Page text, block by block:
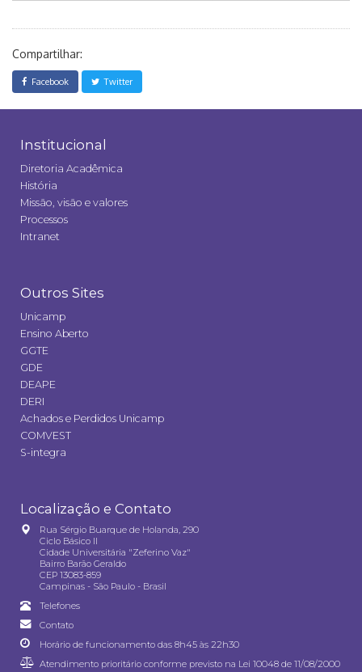
Compartilhar:
Facebook Twitter
Institucional
Diretoria Acadêmica
História
Missão, visão e valores
Processos
Intranet
Outros Sites
Unicamp
Ensino Aberto
GGTE
GDE
DEAPE
DERI
Achados e Perdidos Unicamp
COMVEST
S-integra
Localização e Contato
Rua Sérgio Buarque de Holanda, 290
Ciclo Básico II
Cidade Universitária "Zeferino Vaz"
Bairro Barão Geraldo
CEP 13083-859
Campinas - São Paulo - Brasil
Telefones
Contato
Horário de funcionamento das 8h45 às 22h30
Atendimento prioritário conforme previsto na Lei 10048 de 11/08/2000